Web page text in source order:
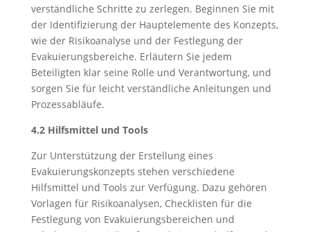
verständliche Schritte zu zerlegen. Beginnen Sie mit
der Identifizierung der Hauptelemente des Konzepts,
wie der Risikoanalyse und der Festlegung der
Evakuierungsbereiche. Erläutern Sie jedem
Beteiligten klar seine Rolle und Verantwortung, und
sorgen Sie für leicht verständliche Anleitungen und
Prozessabläufe.
4.2 Hilfsmittel und Tools
Zur Unterstützung der Erstellung eines
Evakuierungskonzepts stehen verschiedene
Hilfsmittel und Tools zur Verfügung. Dazu gehören
Vorlagen für Risikoanalysen, Checklisten für die
Festlegung von Evakuierungsbereichen und